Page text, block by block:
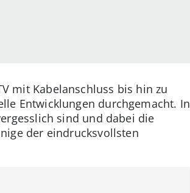
mit Kabelanschluss bis hin zu
Entwicklungen durchgemacht. In
sind und dabei die
der eindrucksvollsten